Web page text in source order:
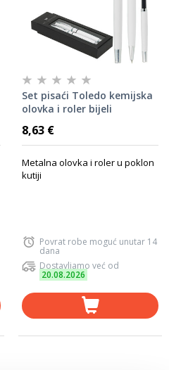
Set pisaći Toledo kemijska
olovka i roler bijeli
8,63 €
Metalna olovka i roler u poklon
kutiji
Povrat robe moguć unutar 14
dana
Dostavljamo već od
20.08.2026